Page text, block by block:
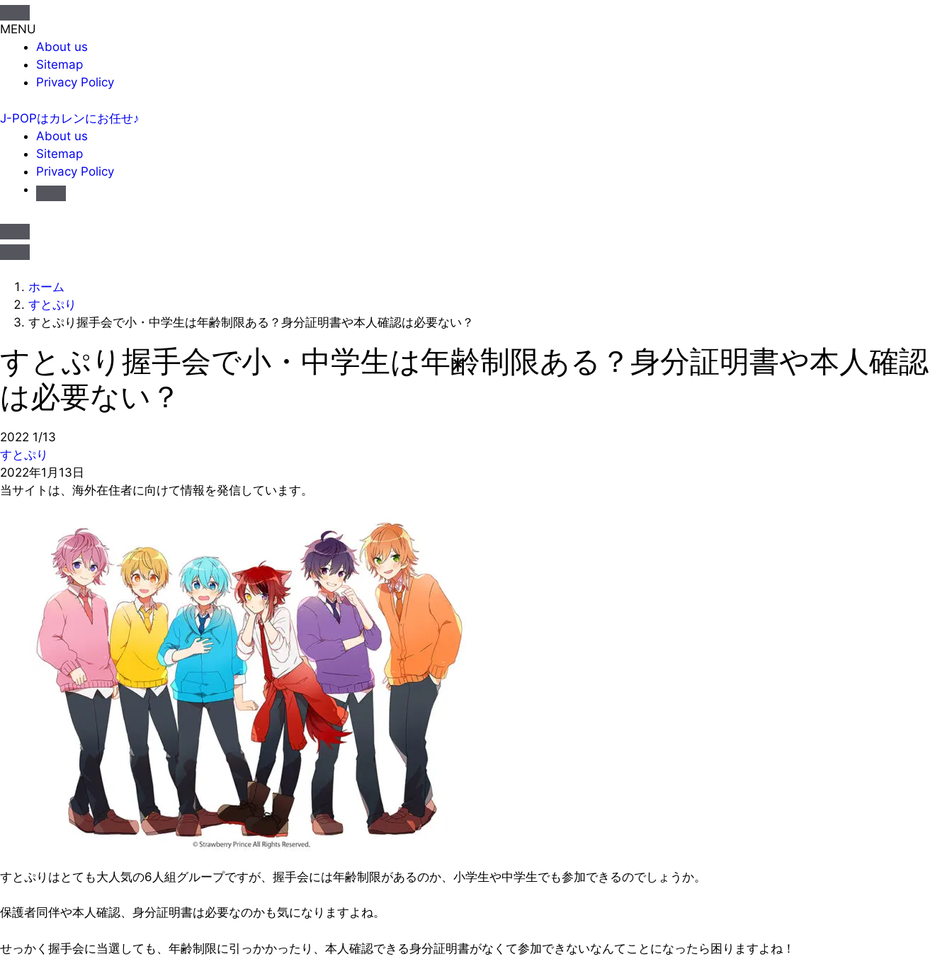
MENU
About us
Sitemap
Privacy Policy
J-POPはカレンにお任せ♪
About us
Sitemap
Privacy Policy
ホーム
すとぷり
すとぷり握手会で小・中学生は年齢制限ある？身分証明書や本人確認は必要ない？
すとぷり握手会で小・中学生は年齢制限ある？身分証明書や本人確認
は必要ない？
2022 1/13
すとぷり
2022年1月13日
当サイトは、海外在住者に向けて情報を発信しています。
すとぷりはとても大人気の6人組グループですが、握手会には年齢制限があるのか、小学生や中学生でも参加できるのでしょうか。
保護者同伴や本人確認、身分証明書は必要なのかも気になりますよね。
せっかく握手会に当選しても、年齢制限に引っかかったり、本人確認できる身分証明書がなくて参加できないなんてことになったら困りますよね！